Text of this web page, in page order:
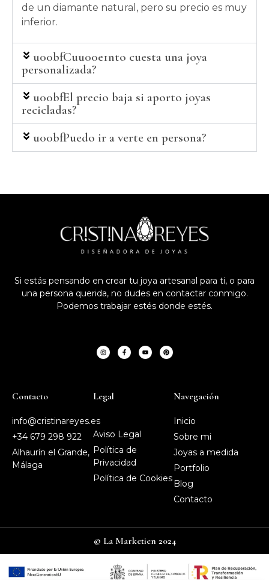
de un diamante natural, pero su precio es muy
inferior.
u00bfCuu00e1nto cuesta una joya
personalizada?
u00bfEl precio baja si aporto joyas
recicladas?
u00bfPuedo ir a verte en persona?
Si estás pensando en crear tu joya artesanal para ti, o para
una persona querida, no dudes en contactar conmigo.
Podemos trabajar estés donde estés.
Contacto
info@cristinareyes.es
+34 679 298 922
Alhaurín el Grande,
Málaga
Legal
Aviso Legal
Política de
Privacidad
Política de Cookies
Navegación
Inicio
Sobre mi
Joyas a medida
Portfolio
Blog
Contacto
© La Marketien 2024